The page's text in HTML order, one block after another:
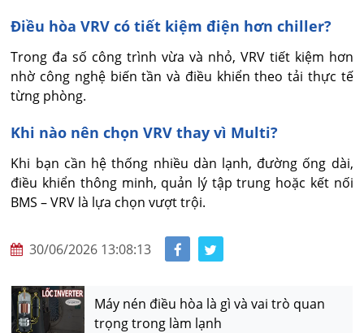
Điều hòa VRV có tiết kiệm điện hơn chiller?
Trong đa số công trình vừa và nhỏ, VRV tiết kiệm hơn
nhờ công nghệ biến tần và điều khiển theo tải thực tế
từng phòng.
Khi nào nên chọn VRV thay vì Multi?
Khi bạn cần hệ thống nhiều dàn lạnh, đường ống dài,
điều khiển thông minh, quản lý tập trung hoặc kết nối
BMS – VRV là lựa chọn vượt trội.
30/06/2026 13:08:13
Máy nén điều hòa là gì và vai trò quan
trọng trong làm lạnh